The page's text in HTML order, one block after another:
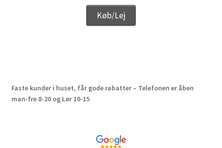
Køb/Lej
Faste kunder i huset, får gode rabatter – Telefonen er åben
man-fre 8-20 og Lør 10-15